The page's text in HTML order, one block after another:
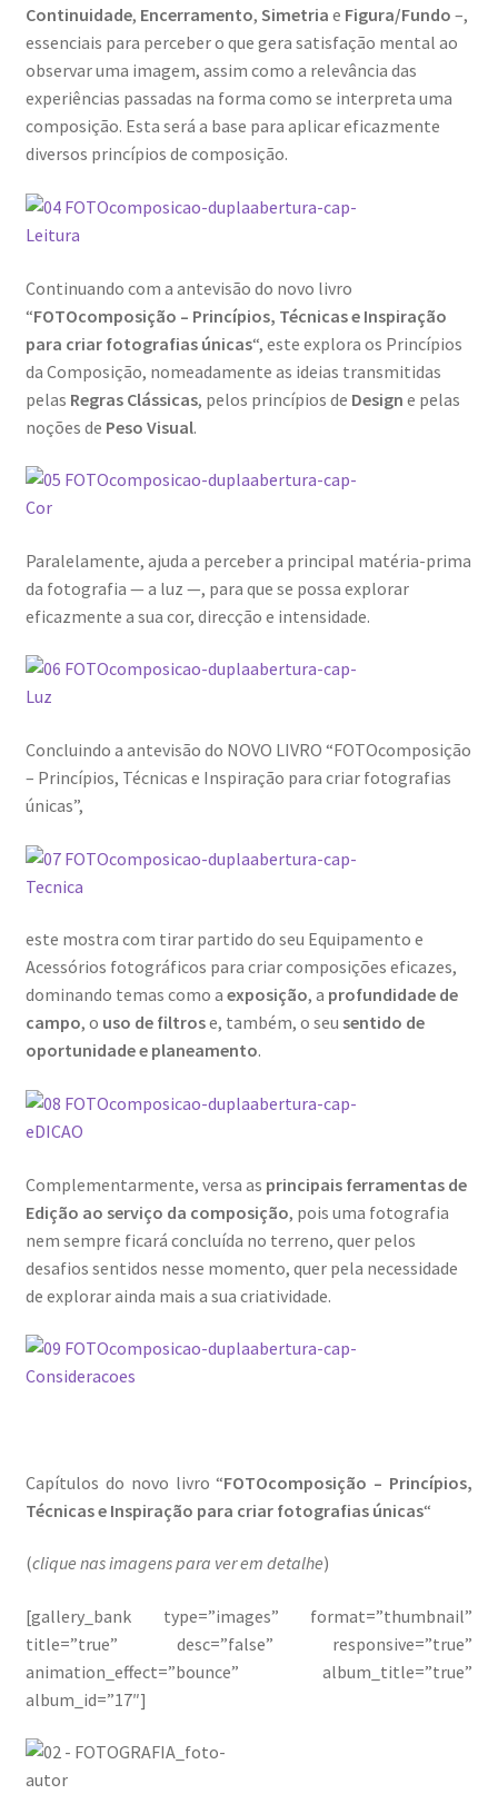
Continuidade, Encerramento, Simetria e Figura/Fundo –,
essenciais para perceber o que gera satisfação mental ao
observar uma imagem, assim como a relevância das
experiências passadas na forma como se interpreta uma
composição. Esta será a base para aplicar eficazmente
diversos princípios de composição.
Continuando com a antevisão do novo livro
“FOTOcomposição – Princípios, Técnicas e Inspiração
para criar fotografias únicas“, este explora os Princípios
da Composição, nomeadamente as ideias transmitidas
pelas Regras Clássicas, pelos princípios de Design e pelas
noções de Peso Visual.
Paralelamente, ajuda a perceber a principal matéria-prima
da fotografia — a luz —, para que se possa explorar
eficazmente a sua cor, direcção e intensidade.
Concluindo a antevisão do NOVO LIVRO “FOTOcomposição
– Princípios, Técnicas e Inspiração para criar fotografias
únicas”,
este mostra com tirar partido do seu Equipamento e
Acessórios fotográficos para criar composições eficazes,
dominando temas como a exposição, a profundidade de
campo, o uso de filtrose, também, o seu sentido de
oportunidade e planeamento.
Complementarmente, versa as principais ferramentas de
Edição ao serviço da composição, pois uma fotografia
nem sempre ficará concluída no terreno, quer pelos
desafios sentidos nesse momento, quer pela necessidade
de explorar ainda mais a sua criatividade.
Capítulos do novo livro “FOTOcomposição – Princípios,
Técnicas e Inspiração para criar fotografias únicas“
(clique nas imagens para ver em detalhe)
[gallery_bank type=”images” format=”thumbnail”
title=”true” desc=”false” responsive=”true”
animation_effect=”bounce” album_title=”true”
album_id=”17″]